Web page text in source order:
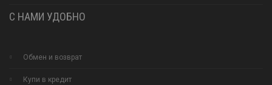
С НАМИ УДОБНО
Обмен и возврат
Купи в кредит